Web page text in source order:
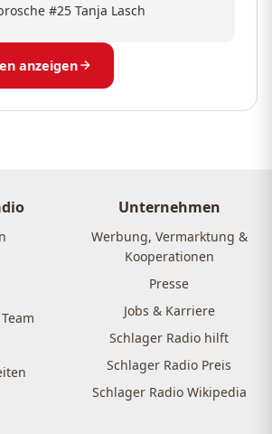
#25 Tanja Lasch
anzeigen
Unternehmen
Werbung, Vermarktung &
Kooperationen
Presse
Jobs & Karriere
Schlager Radio hilft
Schlager Radio Preis
Schlager Radio Wikipedia